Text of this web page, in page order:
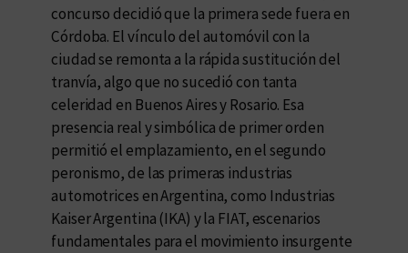
concurso decidió que la primera sede fuera en
Córdoba. El vínculo del automóvil con la
ciudad se remonta a la rápida sustitución del
tranvía, algo que no sucedió con tanta
celeridad en Buenos Aires y Rosario. Esa
presencia real y simbólica de primer orden
permitió el emplazamiento, en el segundo
peronismo, de las primeras industrias
automotrices en Argentina, como Industrias
Kaiser Argentina (IKA) y la FIAT, escenarios
fundamentales para el movimiento insurgente